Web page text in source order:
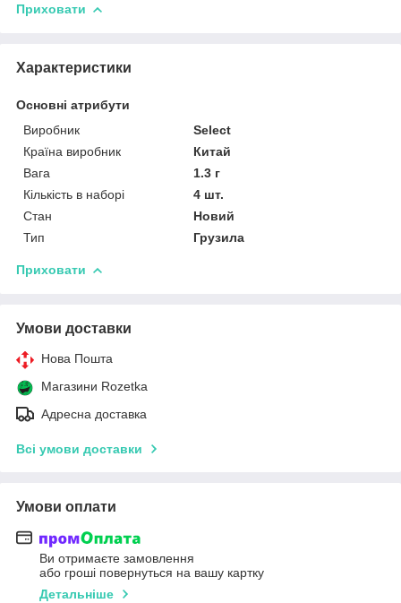
Приховати
Характеристики
Основні атрибути
Виробник
Select
Країна виробник
Китай
Вага
1.3 г
Кількість в наборі
4 шт.
Стан
Новий
Тип
Грузила
Приховати
Умови доставки
Нова Пошта
Магазини Rozetka
Адресна доставка
Всі умови доставки
Умови оплати
Ви отримаєте замовлення
або гроші повернуться на вашу картку
Детальніше